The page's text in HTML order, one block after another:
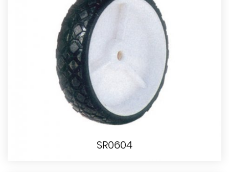
SR0604